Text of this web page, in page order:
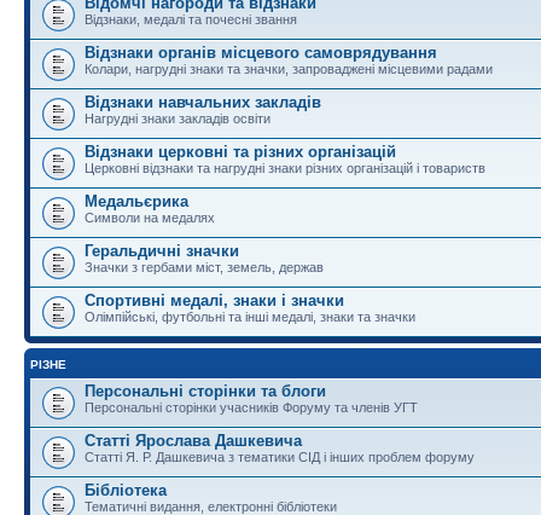
Відзнаки, медалі та почесні звання
Відзнаки органів місцевого самоврядування
Колари, нагрудні знаки та значки, запроваджені місцевими радами
Відзнаки навчальних закладів
Нагрудні знаки закладів освіти
Відзнаки церковні та різних організацій
Церковні відзнаки та нагрудні знаки різних організацій і товариств
Медальєрика
Символи на медалях
Геральдичні значки
Значки з гербами міст, земель, держав
Спортивні медалі, знаки і значки
Олімпійські, футбольні та інші медалі, знаки та значки
РІЗНЕ
Персональні сторінки та блоги
Персональні сторінки учасників Форуму та членів УГТ
Статті Ярослава Дашкевича
Статті Я. Р. Дашкевича з тематики СІД і інших проблем форуму
Бібліотека
Тематичні видання, електронні бібліотеки